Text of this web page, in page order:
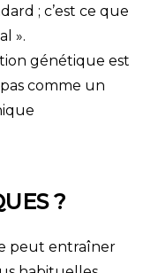
; c’est ce que
».
génétique est
comme un
?
peut entraîner